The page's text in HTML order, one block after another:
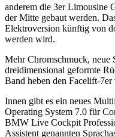
anderem die 3er Limousine
der Mitte gebaut werden.
Elektroversion künftig von
werden wird.
Mehr Chromschmuck, neue
dreidimensional geformte
Band heben den Facelift-
Innen gibt es ein neues
Operating System 7.0 für
BMW Live Cockpit
Assistent genannten